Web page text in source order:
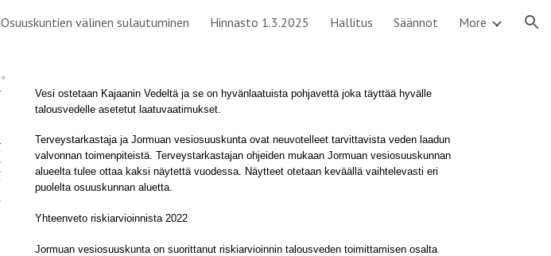
Skip to navigation
Osuuskuntien välinen sulautuminen Hinnasto 1.3.2025 Hallitus Säännot More
Vesi ostetaan Kajaanin Vedeltä ja se on hyvänlaatuista pohjavettä joka täyttää hyvälle
talousvedelle asetetut laatuvaatimukset.
Terveystarkastaja ja Jormuan vesiosuuskunta ovat neuvotelleet tarvittavista veden laadun
valvonnan toimenpiteistä. Terveystarkastajan ohjeiden mukaan Jormuan vesiosuuskunnan
alueelta tulee ottaa kaksi näytettä vuodessa. Näytteet otetaan keväällä vaihtelevasti eri
puolelta osuuskunnan aluetta.
Yhteenveto riskiarvioinnista 2022
Jormuan vesiosuuskunta on suorittanut riskiarvioinnin talousveden toimittamisen osalta